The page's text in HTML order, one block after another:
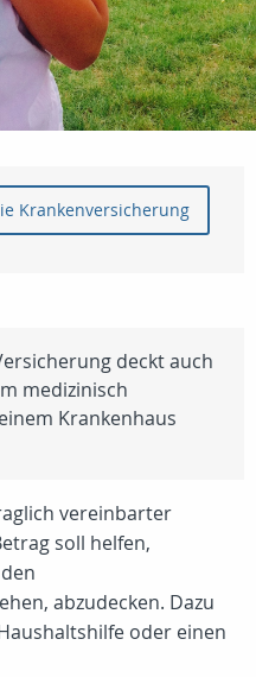
Krankenversicherung
deckt auch
medizinisch
Krankenhaus
vereinbarter
soll helfen,
abzudecken. Dazu
oder einen